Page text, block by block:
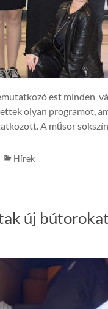
est minden
olyan programot,
A műsor
Hírek
új